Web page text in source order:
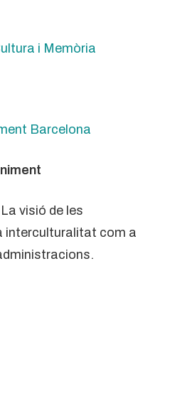
i Memòria
Barcelona
visió de les
interculturalitat com a